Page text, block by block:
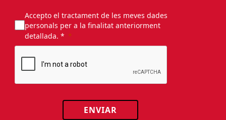
Accepto el tractament de les meves dades
personals per a la finalitat anteriorment
detallada. *
ENVIAR